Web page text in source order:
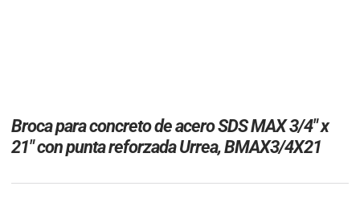
Broca para concreto de acero SDS MAX 3/4″ x
21″ con punta reforzada Urrea, BMAX3/4X21